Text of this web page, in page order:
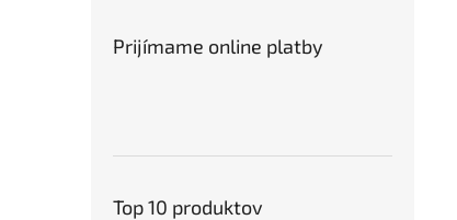
Prijímame online platby
Top 10 produktov